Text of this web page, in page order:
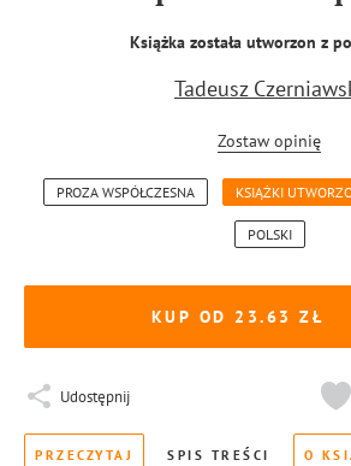
Książka została utworzon z
Tadeusz
Zostaw opinię
PROZA WSPÓŁCZESNA KSIĄŻKI
POLSKI
KUP OD 23.63
Udostępnij
PRZECZYTAJ SPIS TREŚCI O